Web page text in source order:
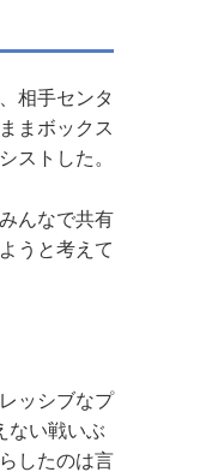
相手センタ
まボックス
ストした。
んなで共有
うと考えて
ッシブなプ
ない戦いぶ
したのは言